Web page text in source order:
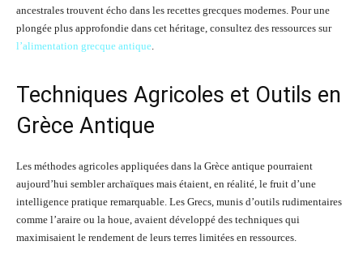
ancestrales trouvent écho dans les recettes grecques modernes. Pour une
plongée plus approfondie dans cet héritage, consultez des ressources sur
l’alimentation grecque antique.
Techniques Agricoles et Outils en
Grèce Antique
Les méthodes agricoles appliquées dans la Grèce antique pourraient
aujourd’hui sembler archaïques mais étaient, en réalité, le fruit d’une
intelligence pratique remarquable. Les Grecs, munis d’outils rudimentaires
comme l’araire ou la houe, avaient développé des techniques qui
maximisaient le rendement de leurs terres limitées en ressources.